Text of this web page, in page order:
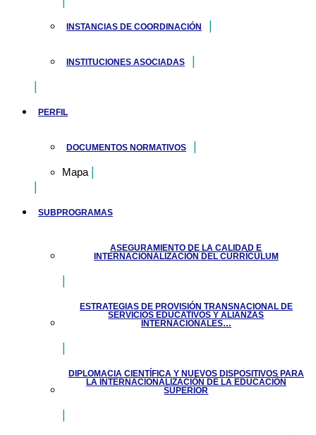
INSTANCIAS DE COORDINACIÓN
INSTITUCIONES ASOCIADAS
PERFIL
DOCUMENTOS NORMATIVOS
Mapa
SUBPROGRAMAS
ASEGURAMIENTO DE LA CALIDAD E
INTERNACIONALIZACIÓN DEL CURRÍCULUM
ESTRATEGIAS DE PROVISIÓN TRANSNACIONAL DE
SERVICIOS EDUCATIVOS Y ALIANZAS
INTERNACIONALES…
DIPLOMACIA CIENTÍFICA Y NUEVOS DISPOSITIVOS PARA
LA INTERNACIONALIZACIÓN DE LA EDUCACIÓN
SUPERIOR